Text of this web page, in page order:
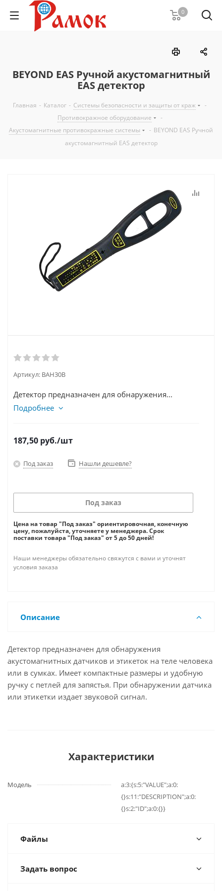
0
BEYOND EAS Ручной акустомагнитный
EAS детектор
Главная - Каталог - Системы безопасности и защиты от краж
-
Противокражное оборудование
-
Акустомагнитные противокражные системы
- BEYOND EAS Ручной
акустомагнитный EAS детектор
Артикул: BAH30B
Детектор предназначен для обнаружения...
Подробнее
187,50 руб./шт
Под заказ Нашли дешевле?
Под заказ
Цена на товар "Под заказ" ориентировочная, конечную
цену, пожалуйста, уточняете у менеджера. Срок
поставки товара "Под заказ" от 5 до 50 дней!
Наши менеджеры обязательно свяжутся с вами и уточнят
условия заказа
Описание
Детектор предназначен для обнаружения
акустомагнитных датчиков и этикеток на теле человека
или в сумках. Имеет компактные размеры и удобную
ручку с петлей для запястья. При обнаружении датчика
или этикетки издает звуковой сигнал.
Характеристики
Модель
a:3:{s:5:"VALUE";a:0:
{}s:11:"DESCRIPTION";a:0:
{}s:2:"ID";a:0:{}}
Файлы
Задать вопрос